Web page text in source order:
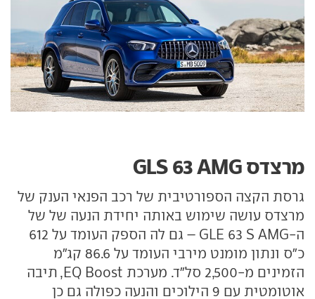
מרצדס GLS 63 AMG
גרסת הקצה הספורטיבית של רכב הפנאי הענק של
מרצדס עושה שימוש באותה יחידת הנעה של של
ה-GLE 63 S AMG – גם לה הספק העומד על 612
כ"ס ונתון מומנט מירבי העומד על 86.6 קג"מ
הזמינים מ-2,500 סל"ד. מערכת EQ Boost, תיבה
אוטומטית עם 9 הילוכים והנעה כפולה גם כן